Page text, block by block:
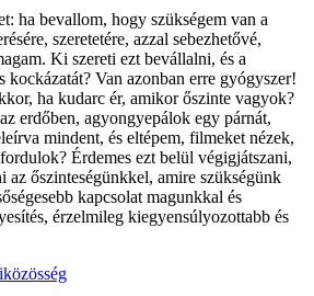
ha bevallom, hogy szükségem van a
szeretetére, azzal sebezhetővé,
Ki szereti ezt bevállalni, és a
kockázatát? Van azonban erre gyógyszer!
ha kudarc ér, amikor őszinte vagyok?
erdőben, agyongyepálok egy párnát,
mindent, és eltépem, filmeket nézek,
Érdemes ezt belül végigjátszani,
az őszinteségünkkel, amire szükségünk
kapcsolat magunkkal és
érzelmileg kiegyensúlyozottabb és